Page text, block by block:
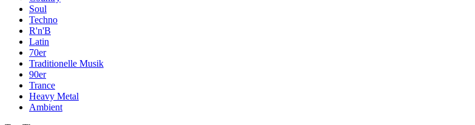
Soul
Techno
R'n'B
Latin
70er
Traditionelle Musik
90er
Trance
Heavy Metal
Ambient